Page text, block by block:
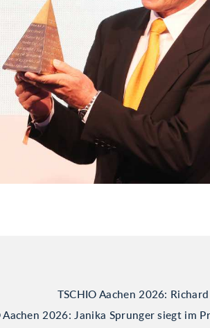
TSCHIO Aachen 2026:
Aachen 2026: Janika Sprunger siegt im